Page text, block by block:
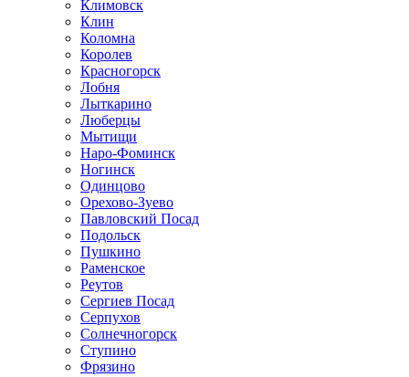
Климовск
Клин
Коломна
Королев
Красногорск
Лобня
Лыткарино
Люберцы
Мытищи
Наро-Фоминск
Ногинск
Одинцово
Орехово-Зуево
Павловский Посад
Подольск
Пушкино
Раменское
Реутов
Сергиев Посад
Серпухов
Солнечногорск
Ступино
Фрязино